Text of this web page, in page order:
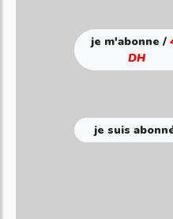
je m'abonne /
DH
je suis